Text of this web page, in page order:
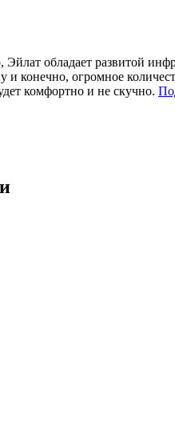
Эйлат обладает развитой
и конечно, огромное
комфортно и не скучно.